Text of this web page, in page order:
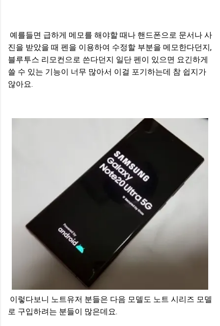
예를들면 급하게 메모를 해야할 때나 핸드폰으로 문서나 사
진을 받았을 때 펜을 이용하여 수정할 부분을 메모한다던지,
블루투스 리모컨으로 쓴다던지 일단 펜이 있으면 요긴하게
쓸 수 있는 기능이 너무 많아서 이걸 포기하는데 참 쉽지가
않아요.
이렇다보니 노트유저 분들은 다음 모델도 노트 시리즈 모델
로 구입하려는 분들이 많은데요.